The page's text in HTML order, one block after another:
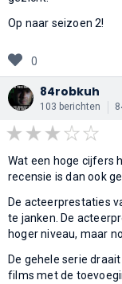
Op naar seizoen 2!
0
84robkuh
103 berichten
Wat een hoge cijfers
recensie is dan ook
De acteerprestaties
te janken. De
hoger niveau, maar
De gehele serie
films met de